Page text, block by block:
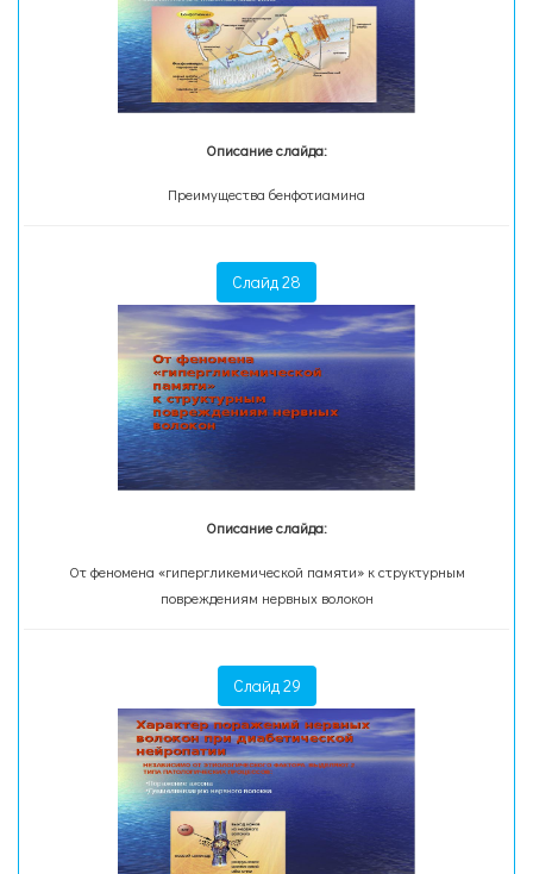
Описание слайда:
Преимущества бенфотиамина
Слайд 28
Описание слайда:
От феномена «гипергликемической памяти» к структурным
повреждениям нервных волокон
Слайд 29